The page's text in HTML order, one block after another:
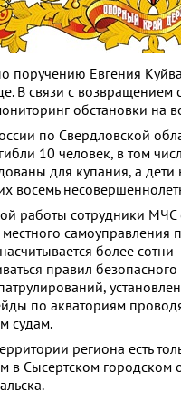
поручению Евгения
В связи с
обстановки на
по Свердловской
10 человек, в том
для купания, а
восемь
работы сотрудники
более
правил
по акваториям
судам.
региона есть
в Сысертском городском